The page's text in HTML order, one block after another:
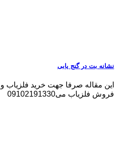
نشانه بت در گنج یابی
این مقاله صرفا جهت خرید فلزیاب
فروش فلزیاب می09102191330